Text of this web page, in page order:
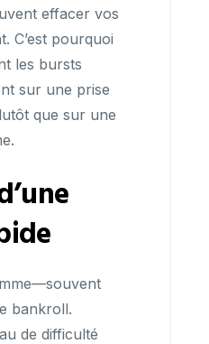
effacer vos
C’est pourquoi
les bursts
sur une prise
que sur une
bankroll.
de difficulté